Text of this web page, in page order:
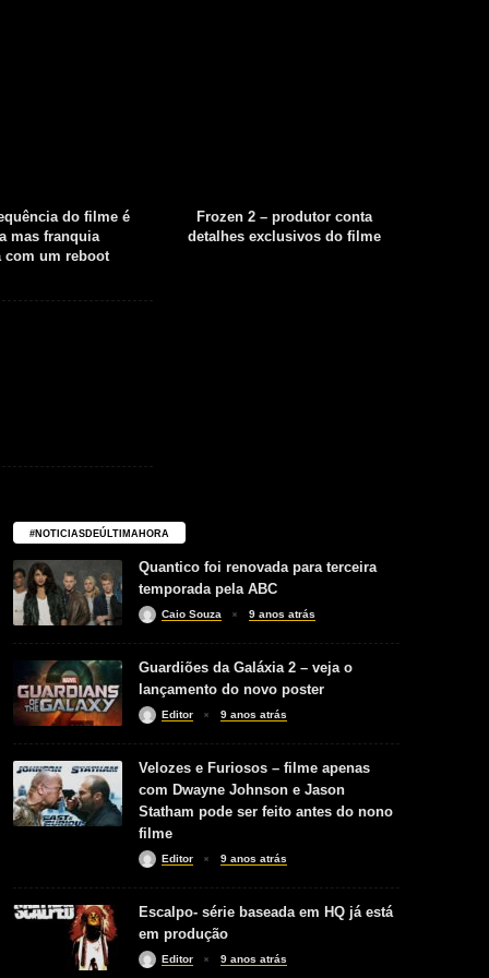
do filme é
mas franquia
com um reboot
Frozen 2 – produtor conta
detalhes exclusivos do filme
#NOTICIASDEÚLTIMAHORA
Quantico foi renovada para terceira
temporada pela ABC
Caio Souza 9 anos atrás
Guardiões da Galáxia 2 – veja o
lançamento do novo poster
Editor 9 anos atrás
Velozes e Furiosos – filme apenas
com Dwayne Johnson e Jason
Statham pode ser feito antes do nono
filme
Editor 9 anos atrás
Escalpo- série baseada em HQ já está
em produção
Editor 9 anos atrás